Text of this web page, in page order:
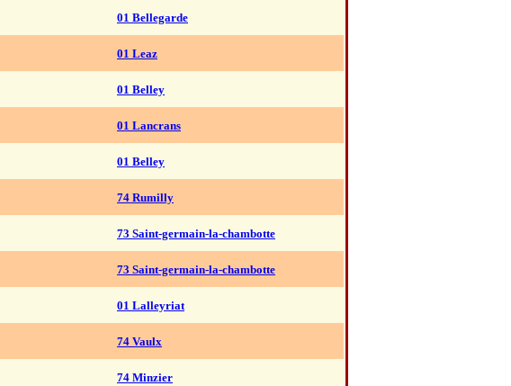
01 Bellegarde
01 Leaz
01 Belley
01 Lancrans
01 Belley
74 Rumilly
73 Saint-germain-la-chambotte
73 Saint-germain-la-chambotte
01 Lalleyriat
74 Vaulx
74 Minzier